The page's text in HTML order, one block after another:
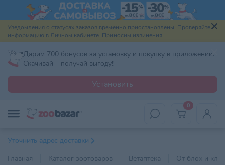
Уведомления о статусах заказов временно приостановлены. Проверяйте
информацию в Личном кабинете. Приносим извинения.
Дарим 700 бонусов за установку и покупку в приложении.
Скачивай – получай выгоду!
Установить
0
Уточнить адрес доставки
Главная
Каталог зоотоваров Ветаптека От блох и